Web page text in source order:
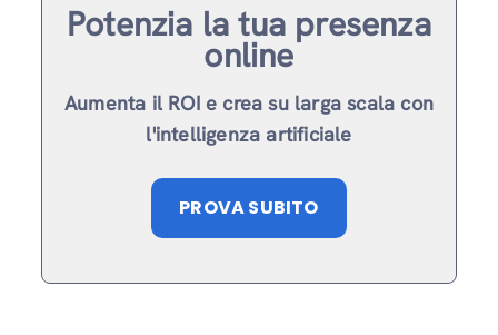
Potenzia la tua presenza
online
Aumenta il ROI e crea su larga scala con
l'intelligenza artificiale
PROVA SUBITO